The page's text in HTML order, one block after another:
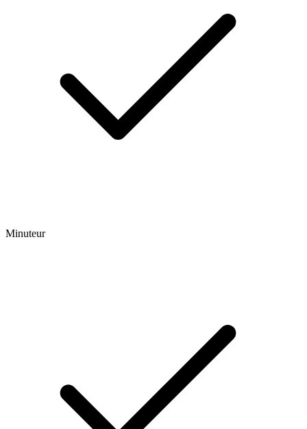
Minuteur